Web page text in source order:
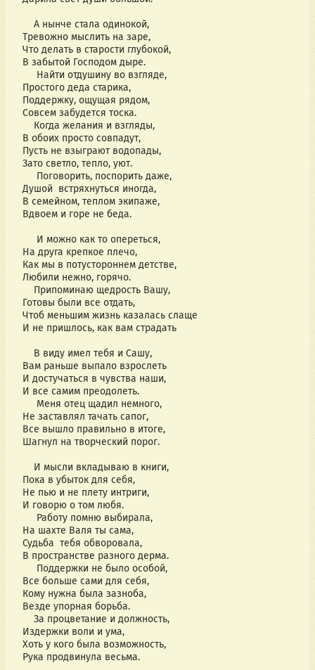
А нынче стала одинокой,
Тревожно мыслить на заре,
Что делать в старости глубокой,
В забытой Господом дыре.
Найти отдушину во взгляде,
Простого деда старика,
Поддержку, ощущая рядом,
Совсем забудется тоска.
Когда желания и взгляды,
В обоих просто совпадут,
Пусть не взыграют водопады,
Зато светло, тепло, уют.
Поговорить, поспорить даже,
Душой встряхнуться иногда,
В семейном, теплом экипаже,
Вдвоем и горе не беда.
И можно как то опереться,
На друга крепкое плечо,
Как мы в потустороннем детстве,
Любили нежно, горячо.
Припоминаю щедрость Вашу,
Готовы были все отдать,
Чтоб меньшим жизнь казалась слаще
И не пришлось, как вам страдать
В виду имел тебя и Сашу,
Вам раньше выпало взрослеть
И достучаться в чувства наши,
И все самим преодолеть.
Меня отец щадил немного,
Не заставлял тачать сапог,
Все вышло правильно в итоге,
Шагнул на творческий порог.
И мысли вкладываю в книги,
Пока в убыток для себя,
Не пью и не плету интриги,
И говорю о том любя.
Работу помню выбирала,
На шахте Валя ты сама,
Судьба тебя обворовала,
В пространстве разного дерма.
Поддержки не было особой,
Все больше сами для себя,
Кому нужна была зазноба,
Везде упорная борьба.
За процветание и должность,
Издержки воли и ума,
Хоть у кого была возможность,
Рука продвинула весьма.